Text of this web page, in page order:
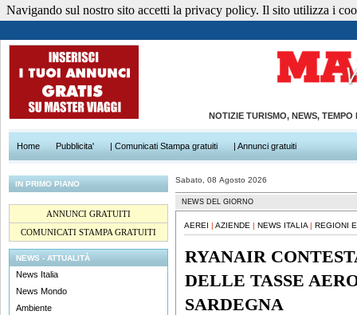
NOTIZIE TURISMO, NEWS,
Home Pubblicita' | Comunicati Stampa gratuiti | Annunci gratuiti
IN PRIMO PIANO
ANNUNCI GRATUITI
COMUNICATI STAMPA GRATUITI
NEWS - ATTUALITÀ
News Italia
News Mondo
Ambiente
Sabato, 08 Agosto 2026
NEWS DEL GIORNO
AEREI | AZIENDE | NEWS ITALIA | REGIONI
RYANAIR
DELLE TASSE
SARDEGNA
Navigando sul nostro sito accetti la privacy policy. Il sito utilizza i